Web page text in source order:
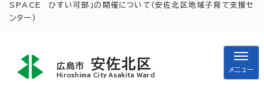
SPACE ひすい可部」の開催について（安佐北区地域子育て支援セ
ンター）
広島市 安佐北区
Hiroshima City Asakita Ward
メニュー